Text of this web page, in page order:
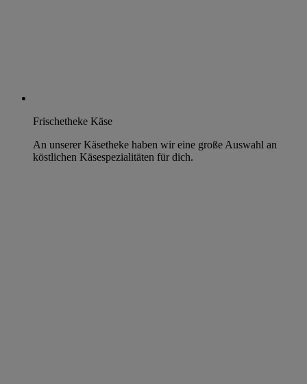
Frischetheke Käse
An unserer Käsetheke haben wir eine große Auswahl an
köstlichen Käsespezialitäten für dich.